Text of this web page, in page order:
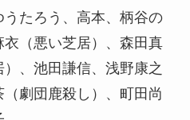
たろう、高本、柄谷の
（悪い芝居）、森田真
、池田謙信、浅野康之
（劇団鹿殺し）、町田尚